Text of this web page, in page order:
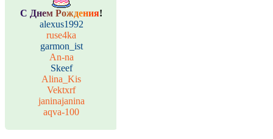
С Днем Рождения!
alexus1992
ruse4ka
garmon_ist
An-na
Skeef
Alina_Kis
Vektxrf
janinajanina
aqva-100